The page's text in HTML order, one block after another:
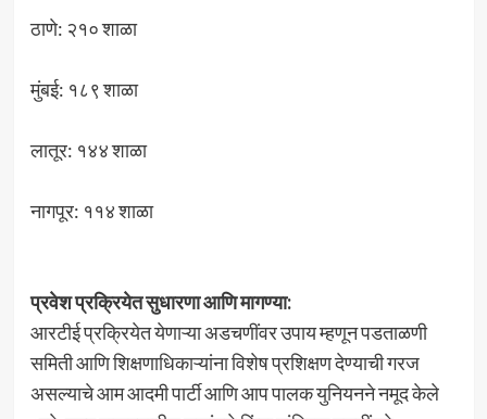
ठाणे: २१० शाळा
मुंबई: १८९ शाळा
लातूर: १४४ शाळा
नागपूर: ११४ शाळा
प्रवेश प्रक्रियेत सुधारणा आणि मागण्या:
आरटीई प्रक्रियेत येणाऱ्या अडचणींवर उपाय म्हणून पडताळणी
समिती आणि शिक्षणाधिकाऱ्यांना विशेष प्रशिक्षण देण्याची गरज
असल्याचे आम आदमी पार्टी आणि आप पालक युनियनने नमूद केले